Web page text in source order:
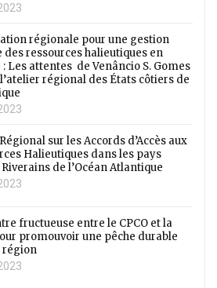
régionale pour une gestion
des ressources halieutiques en
Les attentes de Venâncio S. Gomes
régional des États côtiers de
sur les Accords d’Accès aux
Halieutiques dans les pays
de l’Océan Atlantique
fructueuse entre le CPCO et la
promouvoir une pêche durable
région